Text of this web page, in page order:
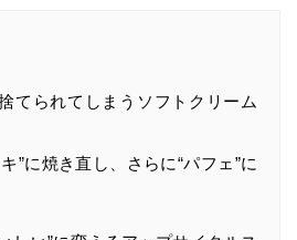
てられてしまうソフトクリーム
”に焼き直し、さらに“パフェ”に